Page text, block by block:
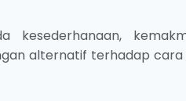
kesederhanaan,
alternatif terhadap